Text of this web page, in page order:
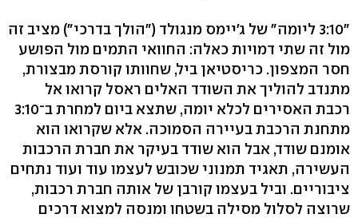
"3:10 ליומה" של ג'יימס מנגולד ("הולך בדרכי") מציב זה
מול זה שתי דמויות כאלה: החוואי התמים מול הפושע
חסר המצפון. כריסטיאן ביל, שחוותו קורסת מבצורת,
מתנדב להוליך את השודד האלים ראסל קרואו אל
רכבת האסירים לכלא יומה, שתצא ביום למחרת ב־3:10
מתחנת הרכבת בעיירה הסמוכה. אלא שקרואו הוא
אומנם שודד, אבל הוא שודד בעיקר את חברת הרכבות
העשירה, תאגיד תמנוני שכובש לעצמו עוד ועוד נתחים
ציבוריים. וביל בעצמו קורבן של אותה חברת רכבות,
שרוצה לסלול מסילה בשטחו ומנסה למצוא דרכים